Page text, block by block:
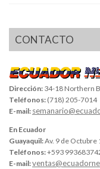
CONTACTO
Dirección: 34-18 Northern
Teléfonos: (718) 205-7014
E-mail:
En Ecuador
Guayaquil:Av. 9 de Octubre
Teléfonos:+593
E-mail: